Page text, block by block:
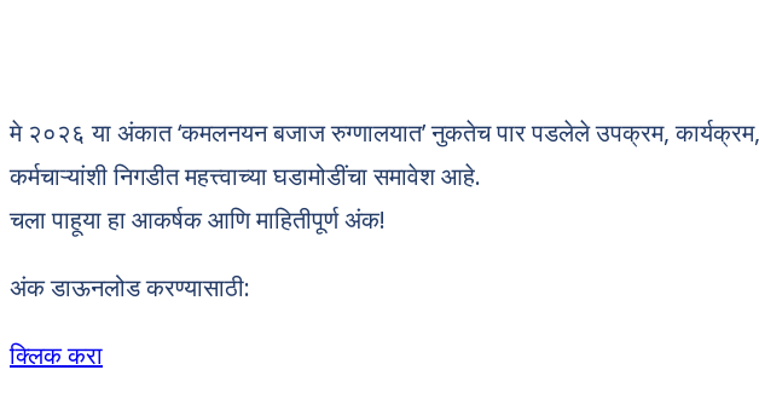
मे २०२६ या अंकात ‘कमलनयन बजाज रुग्णालयात’ नुकतेच पार पडलेले उपक्रम,
कर्मचाऱ्यांशी निगडीत महत्त्वाच्या घडामोडींचा समावेश आहे.
चला पाहूया हा आकर्षक आणि माहितीपूर्ण अंक!
अंक डाऊनलोड करण्यासाठी:
क्लिक करा